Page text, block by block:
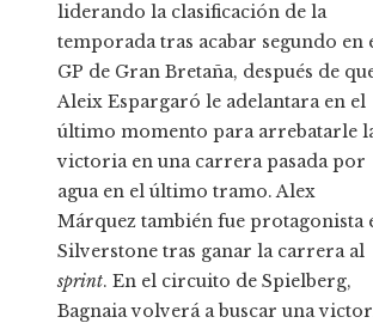
liderando la clasificación de la
temporada tras acabar segundo en
GP de Gran Bretaña, después de
Aleix Espargaró le adelantara en el
último momento para arrebatarle
victoria en una carrera pasada por
agua en el último tramo. Alex
Márquez también fue protagonista
Silverstone tras ganar la carrera al
sprint. En el circuito de Spielberg,
Bagnaia volverá a buscar una